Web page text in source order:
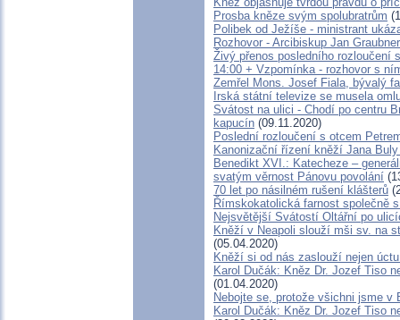
Prosba kněze svým spolubratrům
Polibek od Ježíše - ministrant
Rozhovor - Arcibiskup Jan
Živý přenos posledního rozloučení
14:00 + Vzpomínka - rozhovor s
Zemřel Mons. Josef Fiala, bývalý
Irská státní televize se musela
Svátost na ulici - Chodí po centru
kapucín (09.11.2020)
Poslední rozloučení s otcem
Kanonizační řízení kněží Jana
Benedikt XVI.: Katecheze –
svatým věrnost Pánovu povolání
70 let po násilném rušení klášterů
Římskokatolická farnost společně
Nejsvětější Svátostí Oltářní po
Kněží v Neapoli slouží mši sv. na
(05.04.2020)
Kněží si od nás zaslouží nejen
Karol Dučák: Kněz Dr. Jozef Tiso
(01.04.2020)
Nebojte se, protože všichni jsme v
Karol Dučák: Kněz Dr. Jozef Tiso